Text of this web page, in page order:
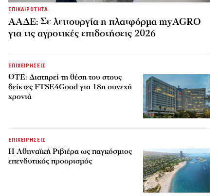
ΕΠΙΚΑΙΡΟΤΗΤΑ
ΑΑΔΕ: Σε λειτουργία η πλατφόρμα myAGRO
για τις αγροτικές επιδοτήσεις 2026
ΕΠΙΧΕΙΡΗΣΕΙΣ
ΟΤΕ: Διατηρεί τη θέση του στους
δείκτες FTSE4Good για 18η συνεχή
χρονιά
ΕΠΙΧΕΙΡΗΣΕΙΣ
Η Αθηναϊκή Ριβιέρα ως παγκόσμιος
επενδυτικός προορισμός